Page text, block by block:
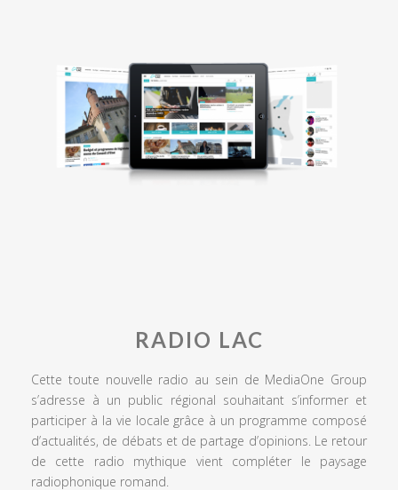
RADIO LAC
Cette toute nouvelle radio au sein de MediaOne Group
s’adresse à un public régional souhaitant s’informer et
participer à la vie locale grâce à un programme composé
d’actualités, de débats et de partage d’opinions. Le retour
de cette radio mythique vient compléter le paysage
radiophonique romand.